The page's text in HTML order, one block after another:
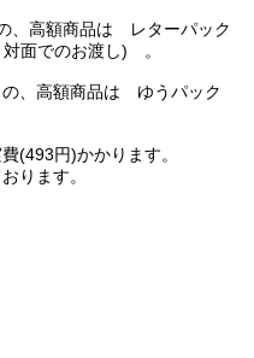
、高額商品は レターパック
面でのお渡し) 。
の、高額商品は ゆうパック
(493円)かかります。
ります。